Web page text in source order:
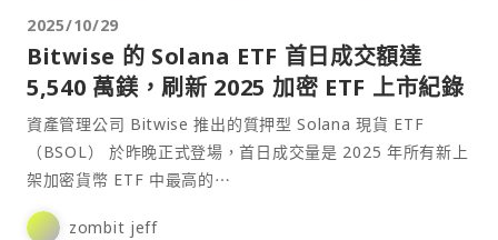
2025/10/29
Bitwise 的 Solana ETF 首日成交額達
5,540 萬鎂，刷新 2025 加密 ETF 上市紀錄
資產管理公司 Bitwise 推出的質押型 Solana 現貨 ETF
（BSOL） 於昨晚正式登場，首日成交量是 2025 年所有新上
架加密貨幣 ETF 中最高的⋯
zombit jeff